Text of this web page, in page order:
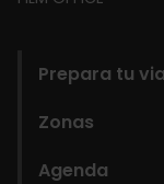
Prepara tu
Zonas
Agenda